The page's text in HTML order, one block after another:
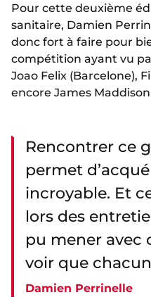
Pour cette deuxième
sanitaire, Damien
donc fort à faire pour
compétition ayant vu
Joao Felix (Barcelone),
encore James
Rencontrer ce
permet
incroyable. Et
lors des
pu mener avec
voir que
Damien Perrinelle